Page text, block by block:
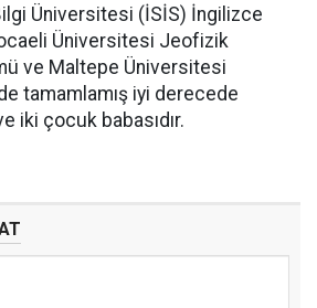
Üniversitesi (İSİS) İngilizce
Üniversitesi Jeofizik
ve Maltepe Üniversitesi
tamamlamış iyi derecede
iki çocuk babasıdır.